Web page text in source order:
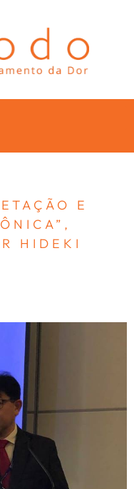
E
HIDEKI